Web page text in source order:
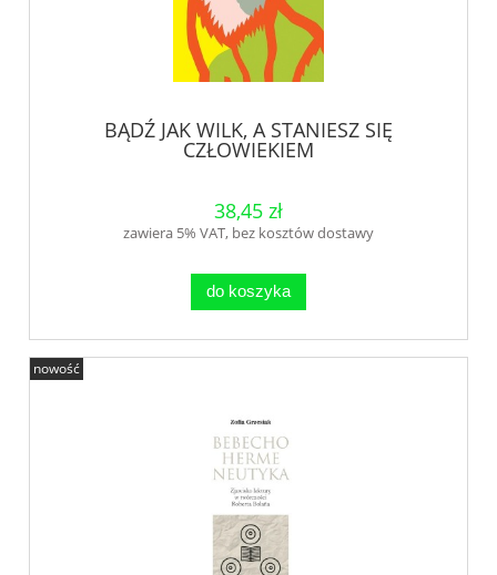
BĄDŹ JAK WILK, A STANIESZ SIĘ
CZŁOWIEKIEM
38,45 zł
zawiera 5% VAT, bez kosztów dostawy
do koszyka
nowość